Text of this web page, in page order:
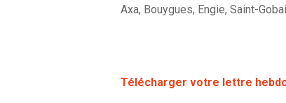
Axa, Bouygues, Engie, Saint-
Télécharger votre lettre